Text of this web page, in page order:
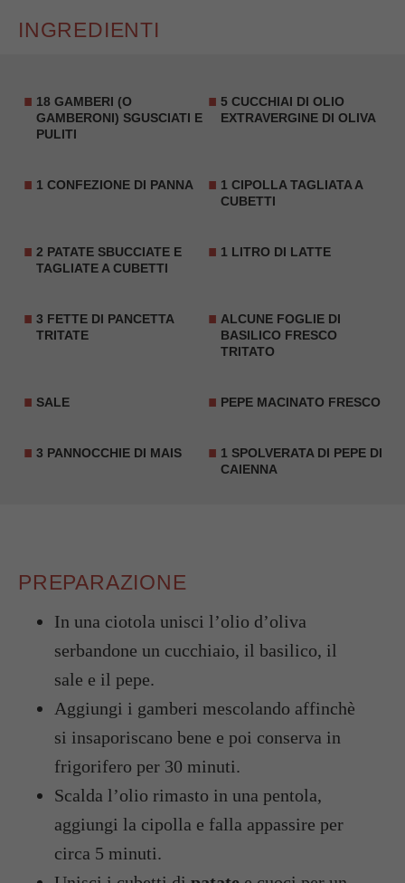
INGREDIENTI
18 GAMBERI (O
GAMBERONI) SGUSCIATI E
PULITI
5 CUCCHIAI DI OLIO
EXTRAVERGINE DI OLIVA
1 CONFEZIONE DI PANNA
1 CIPOLLA TAGLIATA A
CUBETTI
2 PATATE SBUCCIATE E
TAGLIATE A CUBETTI
1 LITRO DI LATTE
3 FETTE DI PANCETTA
TRITATE
ALCUNE FOGLIE DI
BASILICO FRESCO
TRITATO
SALE PEPE MACINATO FRESCO
3 PANNOCCHIE DI MAIS
1 SPOLVERATA DI PEPE DI
CAIENNA
PREPARAZIONE
In una ciotola unisci l’olio d’oliva
serbandone un cucchiaio, il basilico, il
sale e il pepe.
Aggiungi i gamberi mescolando affinchè
si insaporiscano bene e poi conserva in
frigorifero per 30 minuti.
Scalda l’olio rimasto in una pentola,
aggiungi la cipolla e falla appassire per
circa 5 minuti.